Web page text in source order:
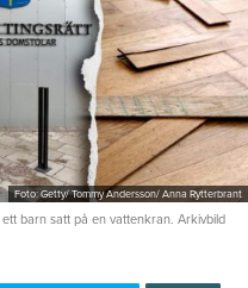
Foto: Getty/ Tommy Andersson/ Anna Rytterbrant
barn satt på en vattenkran. Arkivbild